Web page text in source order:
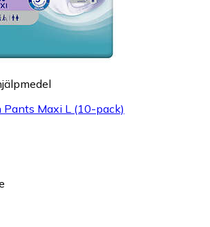
Pants Maxi L (10-pack)